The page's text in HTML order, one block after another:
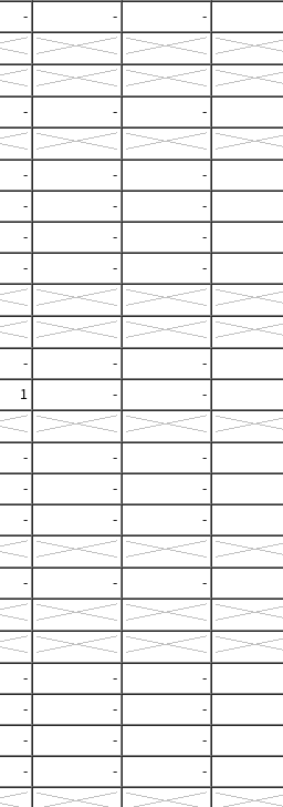
- -
-
- -
-
- -
-
- -
-
- -
-
- -
-
- -
-
1 -
-
- -
-
- -
-
- -
-
- -
-
- -
-
- -
-
- -
-
- -
-